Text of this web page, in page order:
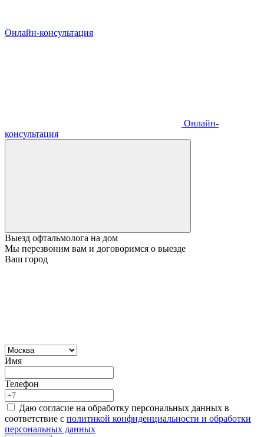
Онлайн-консультация
Онлайн-
консультация
Выезд офтальмолога на дом
Мы перезвоним вам и договоримся о выезде
Ваш город
Имя
Телефон
Даю согласие на обработку персональных данных в
соответствие с политикой конфиденциальности и обработки
персональных данных